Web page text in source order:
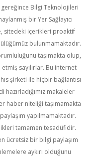
gereğince Bilgi Teknolojileri
bir Yer Sağlayıcı
sitedeki içerikleri proaktif
bulunmamaktadır.
taşımakta olup,
sayılırlar. Bu internet
şirketi ile hiçbir bağlantısı
hazırladığımız makaleler
haber niteliği taşımamakta
yapılmamaktadır.
tamamen tesadüfidir.
ücretsiz bir bilgi paylaşım
aykırı olduğunu